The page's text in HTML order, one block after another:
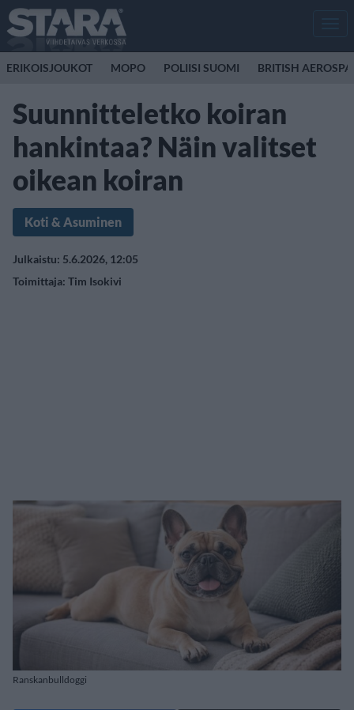
ERIKOISJOUKOT MOPO POLIISI SUOMI BRITISH
Suunnitteletko koiran
hankintaa? Näin valitset
oikean koiran
Koti & Asuminen
Julkaistu: 5.6.2026, 12:05
Toimittaja: Tim Isokivi
Ranskanbulldoggi